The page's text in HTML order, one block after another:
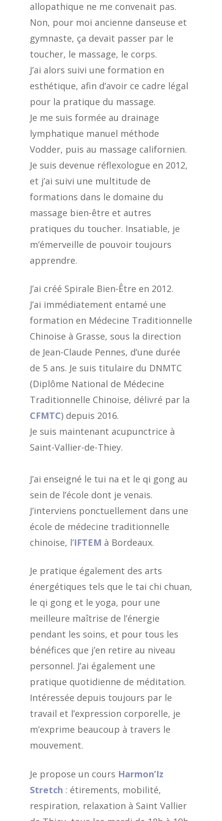
allopathique ne me convenait pas.
Non, pour moi ancienne danseuse et
gymnaste, ça devait passer par le
toucher, le massage, le corps.
J’ai alors suivi une formation en
esthétique, afin d’avoir ce cadre légal
pour la pratique du massage.
Je me suis formée au drainage
lymphatique manuel méthode
Vodder, puis au massage californien.
Je suis devenue réflexologue en 2012,
et j’ai suivi une multitude de
formations dans le domaine du
massage bien-être et autres
pratiques du toucher. Insatiable, je
m’émerveille de pouvoir toujours
apprendre.
J’ai créé Spirale Bien-Être en 2012.
J’ai immédiatement entamé une
formation en Médecine Traditionnelle
Chinoise à Grasse, sous la direction
de Jean-Claude Pennes, d’une durée
de 5 ans. Je suis titulaire du DNMTC
(Diplôme National de Médecine
Traditionnelle Chinoise, délivré par la
CFMTC) depuis 2016.
Je suis maintenant acupunctrice à
Saint-Vallier-de-Thiey.
J’ai enseigné le tui na et le qi gong au
sein de l’école dont je venais.
J’interviens ponctuellement dans une
école de médecine traditionnelle
chinoise, l’IFTEM à Bordeaux.
Je pratique également des arts
énergétiques tels que le tai chi chuan,
le qi gong et le yoga, pour une
meilleure maîtrise de l’énergie
pendant les soins, et pour tous les
bénéfices que j’en retire au niveau
personnel. J’ai également une
pratique quotidienne de méditation.
Intéressée depuis toujours par le
travail et l’expression corporelle, je
m’exprime beaucoup à travers le
mouvement.
Je propose un cours Harmon’Iz
Stretch : étirements, mobilité,
respiration, relaxation à Saint Vallier